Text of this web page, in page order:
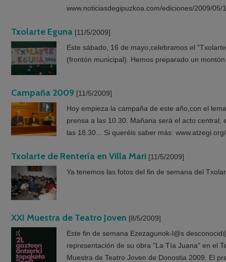
www.noticiasdegipuzkoa.com/ediciones/2009/
Txolarte Eguna [11/5/2009]
Este sábado, 16 de mayo,celebramos el
(frontón municipal). Hemos preparado un
Campaña 2009 [11/5/2009]
Hoy empieza la campaña de este año,con el
prensa a las 10.30. Mañana será el acto central,
las 18.30... Si queréis saber más:
Txolarte de Rentería en Villa Mari [11/5/2009]
Ya tenemos las fotos del fin de semana del
XXI Muestra de Teatro Joven [8/5/2009]
Este fin de semana Ezezagunok-l@s
representación de su obra "La Tía Juana" en el
Muestra de Teatro Joven de Donostia 2009. El